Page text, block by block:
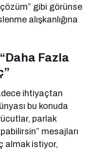
çözüm” gibi görünse
alışkanlığına
Fazla
ihtiyaçtan
bu konuda
parlak
mesajları
almak istiyor,